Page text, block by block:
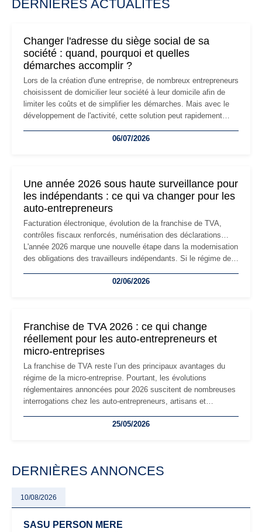
DERNIÈRES ACTUALITÉS
Changer l'adresse du siège social de sa
société : quand, pourquoi et quelles
démarches accomplir ?
Lors de la création d'une entreprise, de nombreux entrepreneurs
choisissent de domicilier leur société à leur domicile afin de
limiter les coûts et de simplifier les démarches. Mais avec le
développement de l'activité, cette solution peut rapidement
professionnels, recrutement, image de marque… Le
06/07/2026
Une année 2026 sous haute surveillance pour
les indépendants : ce qui va changer pour les
auto-entrepreneurs
Facturation électronique, évolution de la franchise de TVA,
contrôles fiscaux renforcés, numérisation des déclarations…
L'année 2026 marque une nouvelle étape dans la modernisation
des obligations des travailleurs indépendants. Si le régime de
les auto-entrepreneurs devront s'adapter à un environnement
02/06/2026
Franchise de TVA 2026 : ce qui change
réellement pour les auto-entrepreneurs et
micro-entreprises
La franchise de TVA reste l’un des principaux avantages du
régime de la micro-entreprise. Pourtant, les évolutions
réglementaires annoncées pour 2026 suscitent de nombreuses
interrogations chez les auto-entrepreneurs, artisans et
facturation ou risque de bascule vers la TVA : les règles
25/05/2026
DERNIÈRES ANNONCES
10/08/2026
SASU PERSON MERE